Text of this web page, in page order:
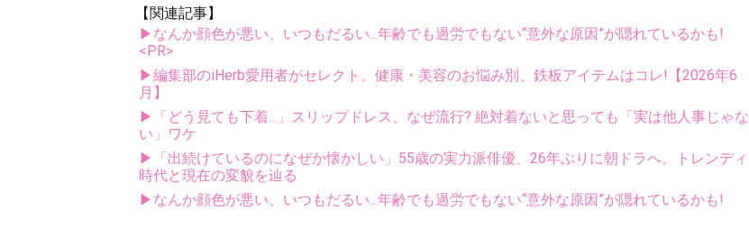
【関連記事】
▶なんか顔色が悪い、いつもだるい...年齢でも過労でもない“意外な原因”が隠れているかも!
<PR>
▶編集部のiHerb愛用者がセレクト。健康・美容のお悩み別、鉄板アイテムはコレ!【2026年6
月】
▶「どう見ても下着...」スリップドレス、なぜ流行? 絶対着ないと思っても「実は他人事じゃな
い」ワケ
▶「出続けているのになぜか懐かしい」55歳の実力派俳優、26年ぶりに朝ドラへ。トレンディ
時代と現在の変貌を辿る
▶なんか顔色が悪い、いつもだるい...年齢でも過労でもない“意外な原因”が隠れているかも!